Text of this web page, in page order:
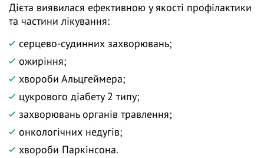
Дієта виявилася ефективною у якості профілактики
та частини лікування:
серцево-судинних захворювань;
ожиріння;
хвороби Альцгеймера;
цукрового діабету 2 типу;
захворювань органів травлення;
онкологічних недугів;
хвороби Паркінсона.